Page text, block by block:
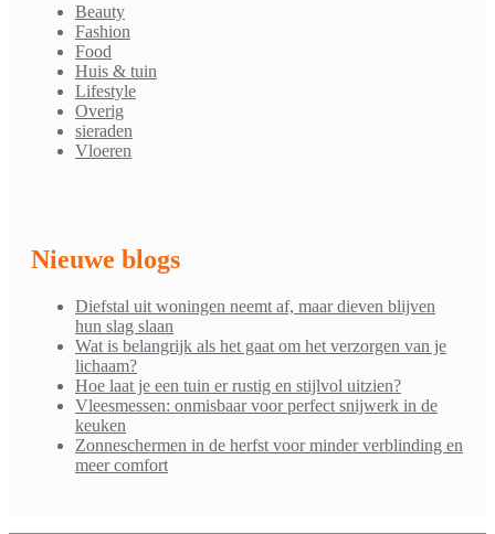
Beauty
Fashion
Food
Huis & tuin
Lifestyle
Overig
sieraden
Vloeren
Nieuwe blogs
Diefstal uit woningen neemt af, maar dieven blijven
hun slag slaan
Wat is belangrijk als het gaat om het verzorgen van je
lichaam?
Hoe laat je een tuin er rustig en stijlvol uitzien?
Vleesmessen: onmisbaar voor perfect snijwerk in de
keuken
Zonneschermen in de herfst voor minder verblinding en
meer comfort